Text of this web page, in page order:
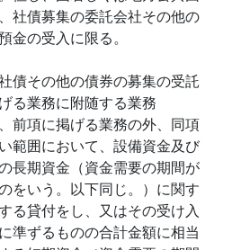
社債募集の委託会社その他の
金の受入に限る。
債その他の債券の募集の受託
る業務に附随する業務
前項に掲げる業務の外、同項
範囲において、設備資金及び
長期資金（資金需要の期間が
をいう。以下同じ。）に関す
る貸付をし、又はその受け入
準ずるものの合計金額に相当